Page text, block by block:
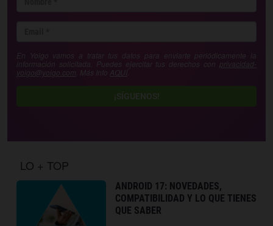
En Yoigo vamos a tratar tus datos para enviarte periódicamente la
información solicitada. Puedes ejercitar tus derechos con privacidad-
yoigo@yoigo.com . Más Info AQUÍ
¡SÍGUENOS!
LO + TOP
ANDROID 17: NOVEDADES,
COMPATIBILIDAD Y LO QUE TIENES
QUE SABER